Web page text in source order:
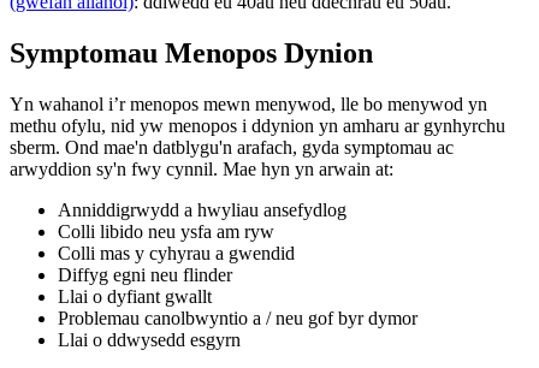
Symptomau Menopos Dynion
Yn wahanol i’r menopos mewn menywod, lle bo menywod yn
methu ofylu, nid yw menopos i ddynion yn amharu ar gynhyrchu
sberm. Ond mae'n datblygu'n arafach, gyda symptomau ac
arwyddion sy'n fwy cynnil. Mae hyn yn arwain at:
Anniddigrwydd a hwyliau ansefydlog
Colli libido neu ysfa am ryw
Colli mas y cyhyrau a gwendid
Diffyg egni neu flinder
Llai o dyfiant gwallt
Problemau canolbwyntio a / neu gof byr dymor
Llai o ddwysedd esgyrn